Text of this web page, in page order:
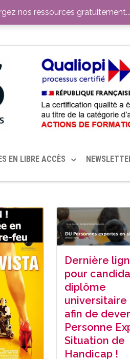
CERHES® FRANCE OUTILS EN
EN LIBRE ACCÈS
Dernière
pour
diplôme
universitaire
afin de
Personne
Situation de
Handicap !
nos ressources gratuitement...